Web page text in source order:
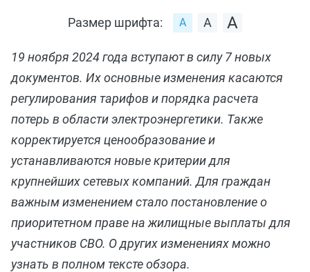
Размер шрифта:
19 ноября 2024 года вступают в силу 7 новых
документов. Их основные изменения касаются
регулирования тарифов и порядка расчета
потерь в области электроэнергетики. Также
корректируется ценообразование и
устанавливаются новые критерии для
крупнейших сетевых компаний. Для граждан
важным изменением стало постановление о
приоритетном праве на жилищные выплаты для
участников СВО. О других изменениях можно
узнать в полном тексте обзора.